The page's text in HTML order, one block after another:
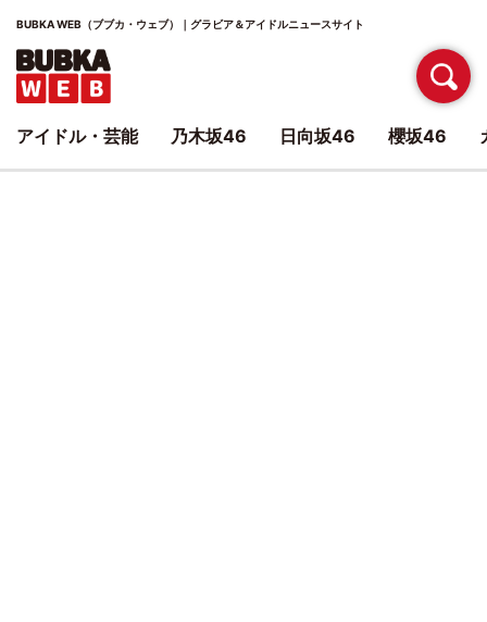
BUBKA WEB（ブブカ・ウェブ）｜グラビア＆アイドルニュースサイト
アイドル・芸能 乃木坂46 日向坂46 櫻坂46